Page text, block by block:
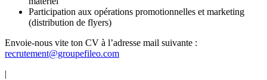
Participation aux opérations promotionnelles et marketing
(distribution de flyers)
Envoie-nous vite ton CV à l’adresse mail suivante :
recrutement@groupefileo.com
|